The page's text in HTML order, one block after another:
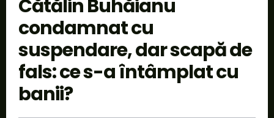
Cătălin Buhăianu
condamnat cu
suspendare, dar scapă de
fals: ce s-a întâmplat cu
banii?